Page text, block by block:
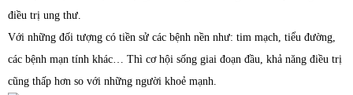
điều trị ung thư.
Với những đối tượng có tiền sử các bệnh nền như: tim mạch, tiểu đường,
các bệnh mạn tính khác… Thì cơ hội sống giai đoạn đầu, khả năng điều trị
cũng thấp hơn so với những người khoẻ mạnh.